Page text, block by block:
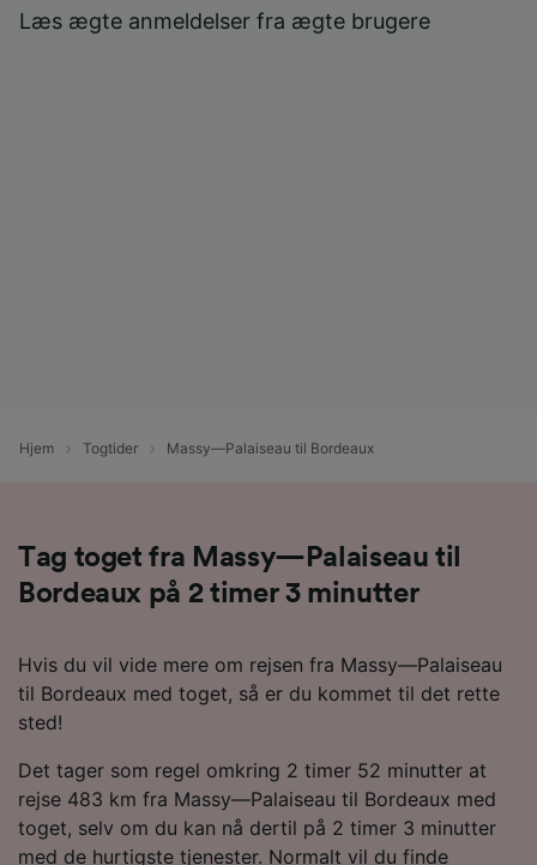
Læs ægte anmeldelser fra ægte brugere
Hjem Togtider Massy—Palaiseau til Bordeaux
Tag toget fra Massy—Palaiseau til
Bordeaux på 2 timer 3 minutter
Hvis du vil vide mere om rejsen fra Massy—Palaiseau
til Bordeaux med toget, så er du kommet til det rette
sted!
Det tager som regel omkring 2 timer 52 minutter at
rejse 483 km fra Massy—Palaiseau til Bordeaux med
toget, selv om du kan nå dertil på 2 timer 3 minutter
med de hurtigste tjenester. Normalt vil du finde